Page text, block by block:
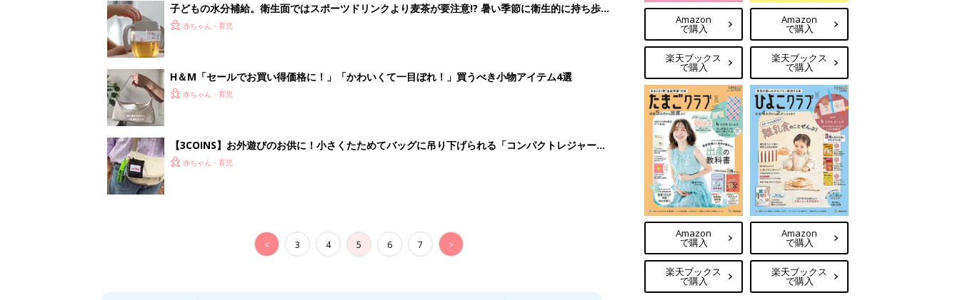
子どもの水分補給。衛生面ではスポーツドリンクより麦茶が要注意!? 暑い季節に衛生的に持ち歩
く3つのコツとは？【専門家監修】
赤ちゃん・育児
H＆М「セールでお買い得価格に！」「かわいくて一目ぼれ！」買うべき小物アイテム4選
赤ちゃん・育児
【3COINS】お外遊びのお供に！小さくたためてバッグに吊り下げられる「コンパクトレジャーシ
ート」
赤ちゃん・育児
< 3 4 5 6 7 >
Amazon
で購入
楽天ブックス
で購入
Amazon
で購入
楽天ブックス
で購入
Amazon
で購入
楽天ブックス
で購入
Amazon
で購入
楽天ブックス
で購入